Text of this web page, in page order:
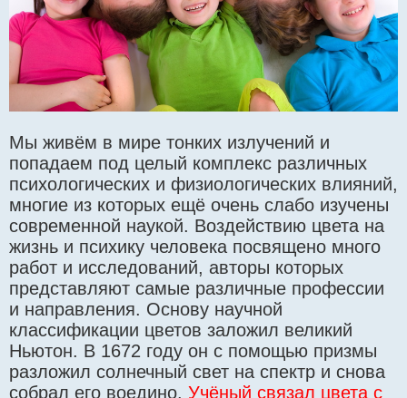
Мы живём в мире тонких излучений и
попадаем под целый комплекс различных
психологических и физиологических влияний,
многие из которых ещё очень слабо изучены
современной наукой. Воздействию цвета на
жизнь и психику человека посвящено много
работ и исследований, авторы которых
представляют самые различные профессии
и направления. Основу научной
классификации цветов заложил великий
Ньютон. В 1672 году он с помощью призмы
разложил солнечный свет на спектр и снова
собрал его воедино. Учёный связал цвета с